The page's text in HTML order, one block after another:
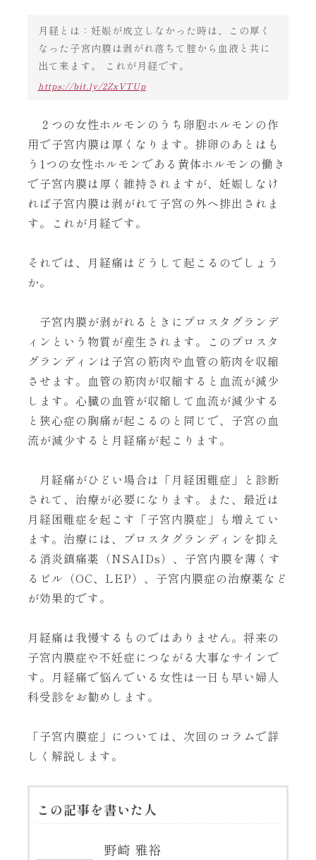
月経とは：妊娠が成立しなかった時は、この厚く
なった子宮内膜は剥がれ落ちて腟から血液と共に
出て来ます。 これが月経です。
https://bit.ly/2ZxVTUp
２つの女性ホルモンのうち卵胞ホルモンの作
用で子宮内膜は厚くなります。排卵のあとはも
う1つの女性ホルモンである黄体ホルモンの働き
で子宮内膜は厚く維持されますが、妊娠しなけ
れば子宮内膜は剥がれて子宮の外へ排出されま
す。これが月経です。
それでは、月経痛はどうして起こるのでしょう
か。
子宮内膜が剥がれるときにプロスタグランデ
ィンという物質が産生されます。このプロスタ
グランディンは子宮の筋肉や血管の筋肉を収縮
させます。血管の筋肉が収縮すると血流が減少
します。心臓の血管が収縮して血流が減少する
と狭心症の胸痛が起こるのと同じで、子宮の血
流が減少すると月経痛が起こります。
月経痛がひどい場合は「月経困難症」と診断
されて、治療が必要になります。また、最近は
月経困難症を起こす「子宮内膜症」も増えてい
ます。治療には、プロスタグランディンを抑え
る消炎鎮痛薬（NSAIDs）、子宮内膜を薄くす
るピル（OC、LEP）、子宮内膜症の治療薬など
が効果的です。
月経痛は我慢するものではありません。将来の
子宮内膜症や不妊症につながる大事なサインで
す。月経痛で悩んでいる女性は一日も早い婦人
科受診をお勧めします。
「子宮内膜症」については、次回のコラムで詳
しく解説します。
この記事を書いた人
野崎 雅裕